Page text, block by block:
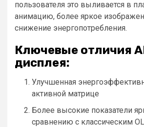
пользователя это выливается в
анимацию, более яркое
снижение энергопотребления.
Ключевые отличия
дисплея:
Улучшенная
активной матрице
Более высокие показатели
сравнению с классическим